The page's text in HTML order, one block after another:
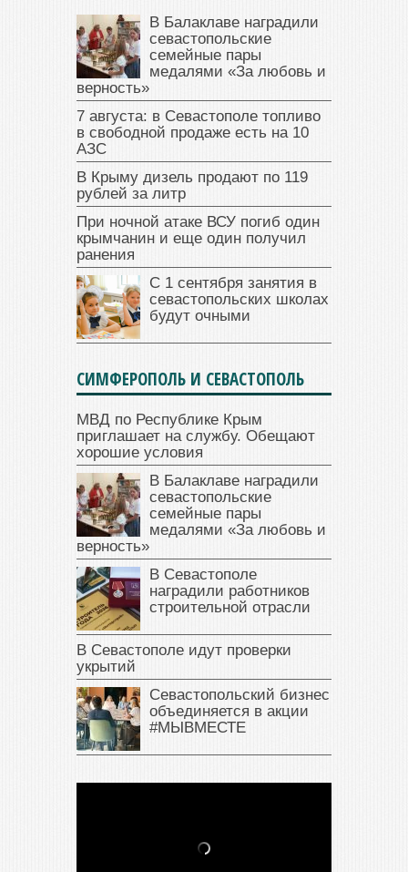
В Балаклаве наградили
севастопольские
семейные пары
медалями «За любовь и
верность»
7 августа: в Севастополе топливо
в свободной продаже есть на 10
АЗС
В Крыму дизель продают по 119
рублей за литр
При ночной атаке ВСУ погиб один
крымчанин и еще один получил
ранения
С 1 сентября занятия в
севастопольских школах
будут очными
СИМФЕРОПОЛЬ И СЕВАСТОПОЛЬ
МВД по Республике Крым
приглашает на службу. Обещают
хорошие условия
В Балаклаве наградили
севастопольские
семейные пары
медалями «За любовь и
верность»
В Севастополе
наградили работников
строительной отрасли
В Севастополе идут проверки
укрытий
Севастопольский бизнес
объединяется в акции
#МЫВМЕСТЕ
В Крыму у жителя Саки
изъяли автомобиль —